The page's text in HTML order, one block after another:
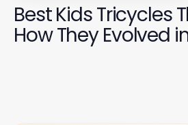
Best Kids Tricycles
How They Evolved